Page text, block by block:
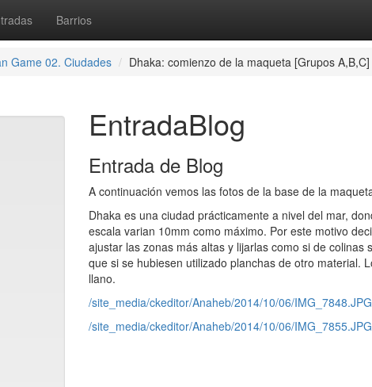
Barrios
Game 02. Ciudades Dhaka: comienzo de la maqueta [Grupos A,B,C]
EntradaBlog
Entrada de Blog
A continuación vemos las fotos de la base de la
Dhaka es una ciudad prácticamente a nivel del mar,
escala varian 10mm como máximo. Por este motivo
ajustar las zonas más altas y lijarlas como si de
que si se hubiesen utilizado planchas de otro material.
llano.
/site_media/ckeditor/Anaheb/2014/10/06/IMG_7848.JPG
/site_media/ckeditor/Anaheb/2014/10/06/IMG_7855.JPG